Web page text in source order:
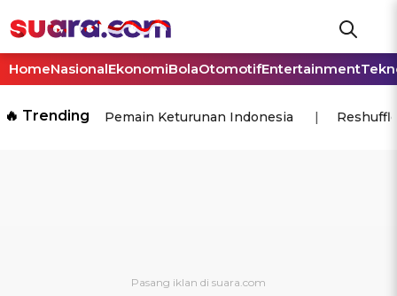
HomeNasionalEkonomiBolaOtomotifEntertainment
🔥 Trending Pemain Keturunan Indonesia